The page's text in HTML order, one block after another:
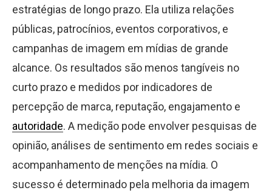
estratégias de longo prazo. Ela utiliza relações
públicas, patrocínios, eventos corporativos, e
campanhas de imagem em mídias de grande
alcance. Os resultados são menos tangíveis no
curto prazo e medidos por indicadores de
percepção de marca, reputação, engajamento e
autoridade. A medição pode envolver pesquisas de
opinião, análises de sentimento em redes sociais e
acompanhamento de menções na mídia. O
sucesso é determinado pela melhoria da imagem